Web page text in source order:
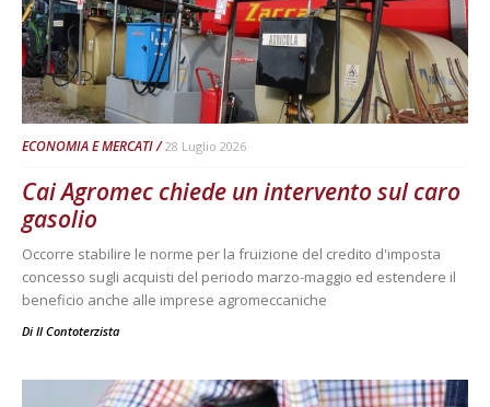
ECONOMIA E MERCATI 28 Luglio 2026
Cai Agromec chiede un intervento sul caro
gasolio
Occorre stabilire le norme per la fruizione del credito d'imposta
concesso sugli acquisti del periodo marzo-maggio ed estendere il
beneficio anche alle imprese agromeccaniche
Di Il Contoterzista